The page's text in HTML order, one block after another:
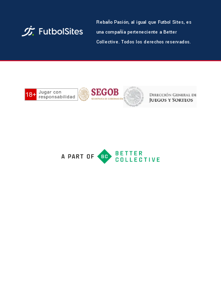
Rebaño Pasión, al igual que Futbol Sites, es
una compañía perteneciente a Better
Collective. Todos los derechos reservados.